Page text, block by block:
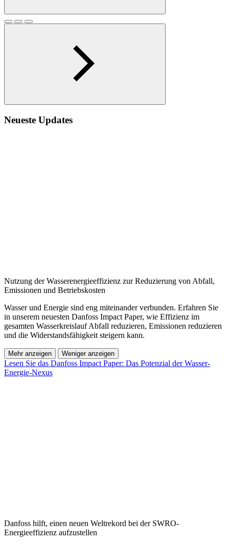
Neueste Updates
Nutzung der Wasserenergieeffizienz zur Reduzierung von Abfall,
Emissionen und Betriebskosten
Wasser und Energie sind eng miteinander verbunden. Erfahren Sie
in unserem neuesten Danfoss Impact Paper, wie Effizienz im
gesamten Wasserkreislauf Abfall reduzieren, Emissionen reduzieren
und die Widerstandsfähigkeit steigern kann.
Mehr anzeigen Weniger anzeigen
Lesen Sie das Danfoss Impact Paper: Das Potenzial der Wasser-
Energie-Nexus
Danfoss hilft, einen neuen Weltrekord bei der SWRO-
Energieeffizienz aufzustellen